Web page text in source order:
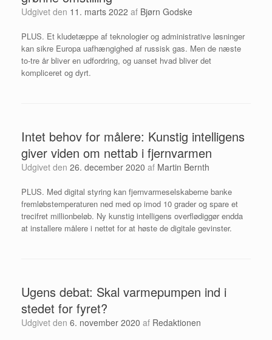
Udgivet den 11. marts 2022 af Bjørn Godske
PLUS. Et kludetæppe af teknologier og administrative løsninger
kan sikre Europa uafhængighed af russisk gas. Men de næste
to-tre år bliver en udfordring, og uanset hvad bliver det
kompliceret og dyrt.
Intet behov for målere: Kunstig intelligens
giver viden om nettab i fjernvarmen
Udgivet den 26. december 2020 af Martin Bernth
PLUS. Med digital styring kan fjernvarmeselskaberne banke
fremløbstemperaturen ned med op imod 10 grader og spare et
trecifret millionbeløb. Ny kunstig intelligens overflødiggør endda
at installere målere i nettet for at høste de digitale gevinster.
Ugens debat: Skal varmepumpen ind i
stedet for fyret?
Udgivet den 6. november 2020 af Redaktionen